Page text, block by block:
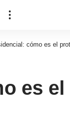
cómo es el
es